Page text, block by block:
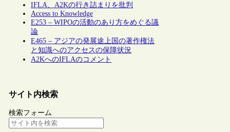
IFLA、A2Kの行き詰まりを批判
Access to Knowledge
E253 – WIPOの活動のあり方をめぐる議
論
E465 – アジアの発展途上国の著作権法
と知識へのアクセスの保障状況
A2KへのIFLAのコメント
サイト内検索
検索フォーム